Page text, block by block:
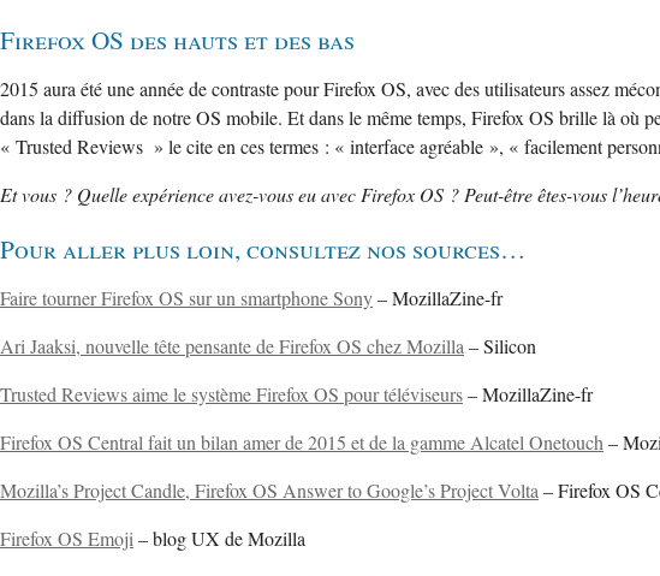
Firefox OS des hauts et des bas
2015 aura été une année de contraste pour Firefox OS, avec des utilisateurs assez
dans la diffusion de notre OS mobile. Et dans le même temps, Firefox OS brille là où
« Trusted Reviews » le cite en ces termes : « interface agréable », « facilement
Et vous ? Quelle expérience avez-vous eu avec Firefox OS ? Peut-être êtes-vous
Pour aller plus loin, consultez nos sources…
Faire tourner Firefox OS sur un smartphone Sony– MozillaZine-fr
Ari Jaaksi, nouvelle tête pensante de Firefox OS chez Mozilla– Silicon
Trusted Reviews aime le système Firefox OS pour téléviseurs– MozillaZine-fr
Firefox OS Central fait un bilan amer de 2015 et de la gamme Alcatel Onetouch–
Mozilla’s Project Candle, Firefox OS Answer to Google’s Project Volta– Firefox OS
Firefox OS Emoji– blog UX de Mozilla